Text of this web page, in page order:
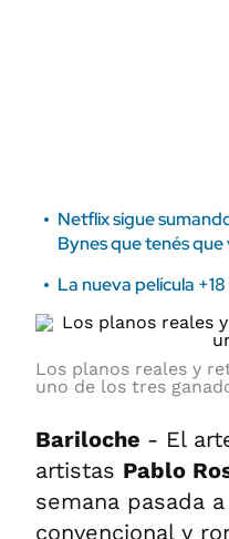
Netflix sigue
Bynes que tenés que
La nueva película
Los planos reales y
uno de los tres
Bariloche - El
artistas Pablo
semana pasada
convencional y